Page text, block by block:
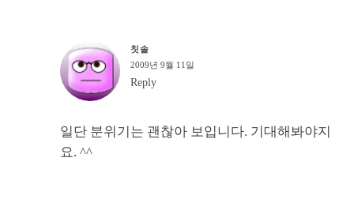
칫솔
2009년 9월 11일
Reply
일단 분위기는 괜찮아 보입니다. 기대해봐야지
요. ^^